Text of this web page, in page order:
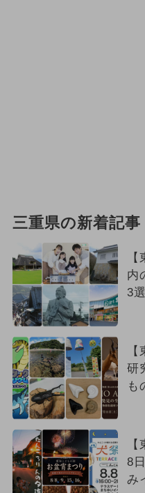
三重県の新着記事
内
3
研
も
8
み